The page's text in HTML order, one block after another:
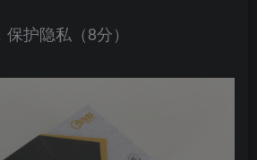
保护隐私（8分）